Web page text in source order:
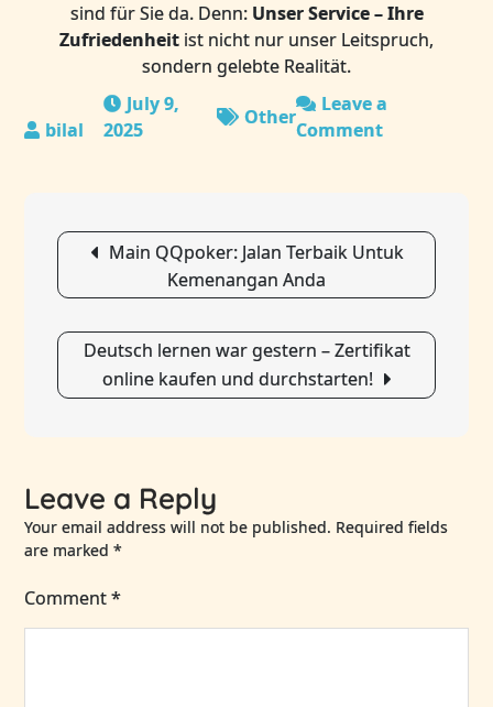
sind für Sie da. Denn: Unser Service – Ihre
Zufriedenheit ist nicht nur unser Leitspruch,
sondern gelebte Realität.
July 9,
2025
Other
Leave a
Commenton
Ihre
Post
navigation
Main QQpoker: Jalan Terbaik Untuk
Kemenangan Anda
Deutsch lernen war gestern – Zertifikat
online kaufen und durchstarten!
Leave a Reply
Your email address will not be published. Required fields
are marked*
Comment*